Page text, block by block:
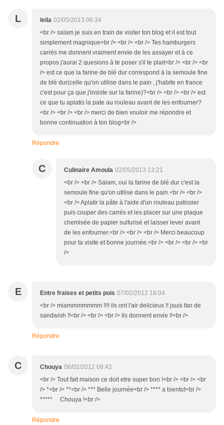
L leila 02/05/2013 06:34
<br /> salam je suis en train de visiter ton blog et il est tout
simplement magnique<br /> <br /> <br /> Tes hamburgers
carrés me donnent vraiment envie de les assayer et à ce
propos j'aurai 2 quesions à te poser s'il te plait<br /> <br /> <br
/> est ce que la farine de blé dur correspond à la semoule fine
de blé dur(celle qu'on utilise dans le pain , j'habite en france
c'est pour ça que j'insiste sur la farine)?<br /> <br /> <br /> est
ce que tu aplatis la pate au rouleau avant de les enfourner?
<br /> <br /> <br /> merci de bien vouloir me répondre et
bonne continuation à ton blog<br />
Répondre
C Culinaire Amoula 02/05/2013 13:21
<br /> <br /> Salam, oui la farine de blé dur c'est la
semoule fine qu'on utilise dans le pain.<br /> <br />
<br /> Aplatir la pâte à l'aide d'un rouleau patissier
puis couper des carrés et les placer sur une plaque
chemisée de papier sulfurisé et laisser lever avant
de les enfourner.<br /> <br /> <br /> Merci beaucoup
pour ta visite et bonne journée.<br /> <br /> <br /> <br
/>
E Entre fraises et petits pois 07/02/2012 18:04
<br /> miammmmmmm !!!! ils ont l'air delicieux !! jsuis fan de
sandwish !!<br /> <br /> <br /> ils donnent envie !!<br />
Répondre
C Chouya 06/02/2012 09:42
<br /> Tout fait maison ce doit etre super bon !<br /> <br /> <br
/> *<br /> **<br /> *** Belle journée<br /> **** a bientot<br />
***** Chouya !<br />
Répondre